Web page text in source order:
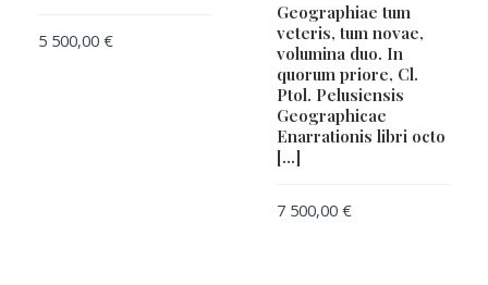
5 500,00 €
Geographiae tum
veteris, tum novae,
volumina duo. In
quorum priore, Cl.
Ptol. Pelusiensis
Geographicae
Enarrationis libri octo
[…]
7 500,00 €